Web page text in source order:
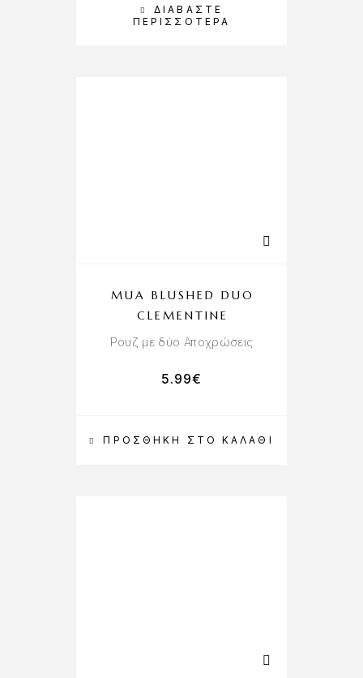
ΔΙΑΒΆΣΤΕ
ΠΕΡΙΣΣΌΤΕΡΑ
ΠΡΟΣΘΉΚΗ ΣΤΟ ΚΑΛΆΘΙ
MUA BLUSHED DUO
CLEMENTINE
Ρουζ με δύο Αποχρώσεις
5.99€